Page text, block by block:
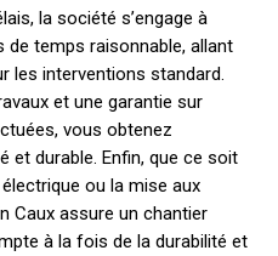
la société s’engage à
temps raisonnable, allant
les interventions standard.
et une garantie sur
vous obtenez
et durable. Enfin, que ce soit
ou la mise aux
Caux assure un chantier
à la fois de la durabilité et